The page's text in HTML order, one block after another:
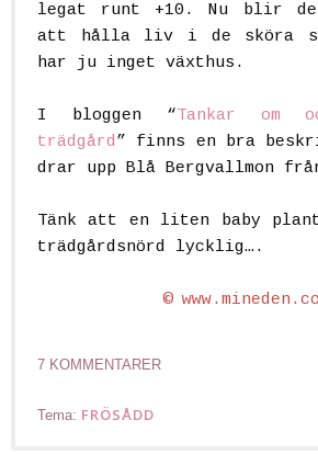
legat runt +10. Nu blir
att hålla liv i de sköra
har ju inget växthus.
I bloggen “Tankar om
trädgård” finns en bra
drar upp Blå Bergvallmon
Tänk att en liten baby
trädgårdsnörd lycklig….
©
7 KOMMENTARER
Tema: FRÖSÅDD